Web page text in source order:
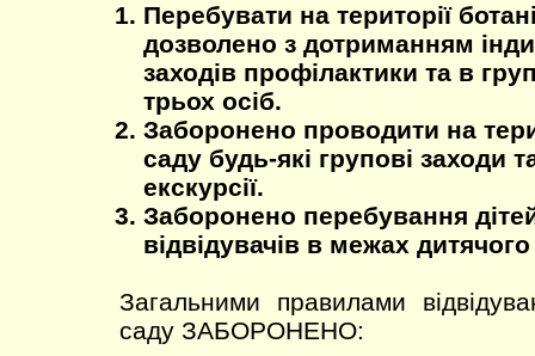
Перебувати на території
дозволено з дотриманням
заходів профілактики та в
трьох осіб.
Заборонено проводити на
саду будь-які групові заходи
екскурсії.
Заборонено перебування
відвідувачів в межах
Загальними правилами
саду ЗАБОРОНЕНО: